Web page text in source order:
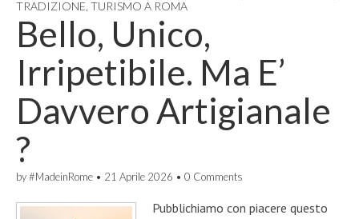
TRADIZIONE TURISMO A ROMA
Bello, Unico,
Irripetibile. Ma E’
Davvero Artigianale
?
by#MadeinRome • 21 Aprile 2026 • 0 Comments
Pubblichiamo con piacere questo